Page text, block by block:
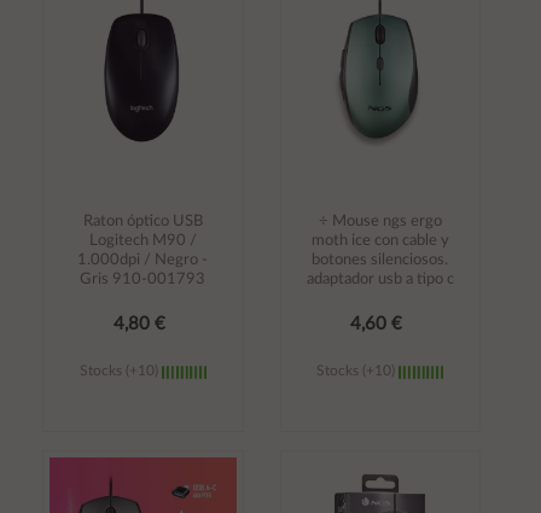
carrito carrito
Raton óptico USB
Logitech M90 /
1.000dpi / Negro -
Gris 910-001793
4,80 €
Stocks (+10)
Añadir al
carrito
÷ Mouse ngs ergo
moth ice con cable y
botones silenciosos.
adaptador usb a tipo c
4,60 €
Stocks (+10)
carrito